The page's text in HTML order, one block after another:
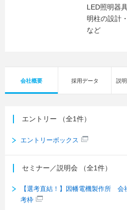
LED照明器
明柱の設計
など
会社概要 採用データ 説
エントリー （全1件）
エントリーボックス
セミナー／説明会 （全1件）
【選考直結！】因幡電機製作所 会
考枠